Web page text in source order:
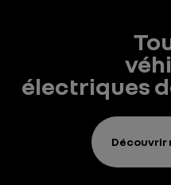
électriques
Découvrir